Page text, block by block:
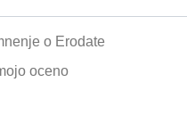
o Erodate
oceno